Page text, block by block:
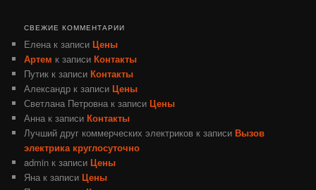
СВЕЖИЕ КОММЕНТАРИИ
Елена к записиЦены
Артем к записиКонтакты
Путик к записиКонтакты
Александр к записиЦены
Светлана Петровна к записиЦены
Анна к записиКонтакты
Лучший друг коммерческих электриков к записиВызов
электрика круглосуточно
admin к записиЦены
Яна к записиЦены